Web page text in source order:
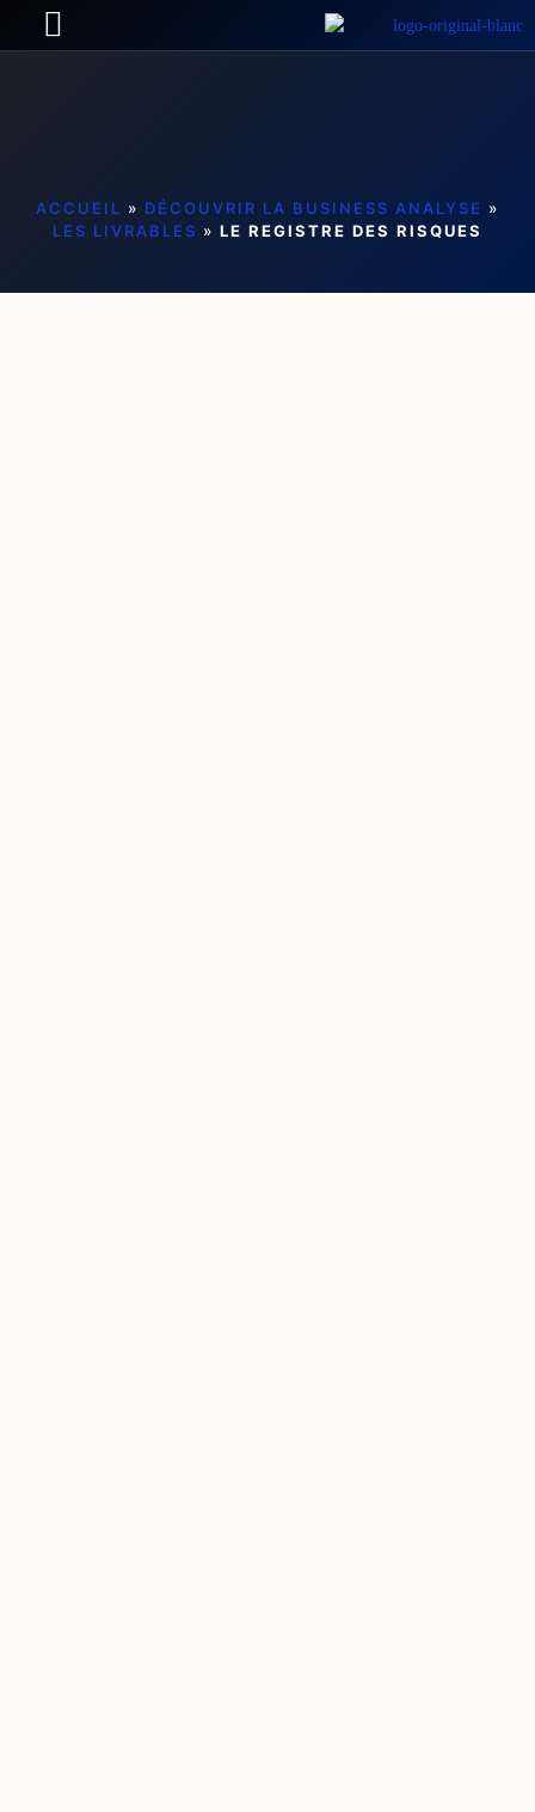
ACCUEIL » DÉCOUVRIR LA BUSINESS ANALYSE »
LES LIVRABLES » LE REGISTRE DES RISQUES